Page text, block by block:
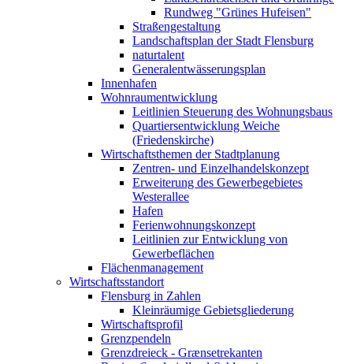
Rundweg "Grünes Hufeisen"
Straßengestaltung
Landschaftsplan der Stadt Flensburg
naturtalent
Generalentwässerungsplan
Innenhafen
Wohnraumentwicklung
Leitlinien Steuerung des Wohnungsbaus
Quartiersentwicklung Weiche
(Friedenskirche)
Wirtschaftsthemen der Stadtplanung
Zentren- und Einzelhandelskonzept
Erweiterung des Gewerbegebietes
Westerallee
Hafen
Ferienwohnungskonzept
Leitlinien zur Entwicklung von
Gewerbeflächen
Flächenmanagement
Wirtschaftsstandort
Flensburg in Zahlen
Kleinräumige Gebietsgliederung
Wirtschaftsprofil
Grenzpendeln
Grenzdreieck - Grænsetrekanten